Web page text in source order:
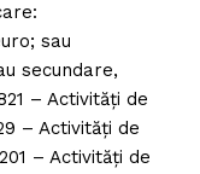
sau
secundare,
– Activități de
– Activități de
– Activități de